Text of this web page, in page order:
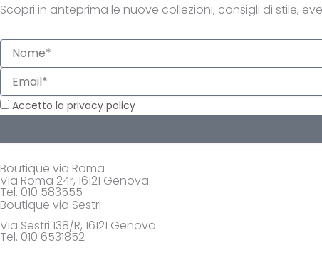
Scopri in anteprima le nuove collezioni, consigli di stile,
Nome
Email
Privacy
Accetto la privacy policy
Boutique via Roma
Via Roma 24r, 16121 Genova
Tel. 010 583555
Boutique via Sestri
Via Sestri 138/R, 16121 Genova
Tel. 010 6531852